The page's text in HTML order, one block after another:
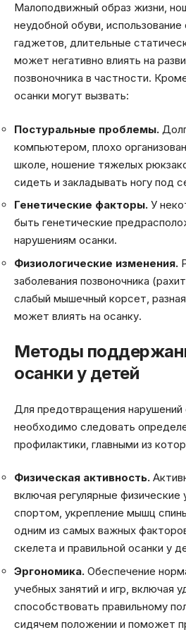
Малоподвижный образ жизни,
неудобной обуви,
гаджетов, длительные
может негативно влиять на
позвоночника в частности.
осанки могут вызвать:
Постуральные проблемы.
компьютером, плохо
школе, ношение тяжелых
сидеть и закладывать ногу под
Генетические факторы. У
быть генетические
нарушениям осанки.
Физиологические изменения.
заболевания позвоночника
слабый мышечный корсет,
может влиять на осанку.
Методы
осанки у детей
Для предотвращения нарушений
необходимо следовать
профилактики, главными из
Физическая активность.
включая регулярные физические
спортом, укрепление мышц
одним из самых важных
скелета и правильной осанки у
Эргономика. Обеспечение
учебных занятий и игр, включая
способствовать правильному
сидячем положении и поможет